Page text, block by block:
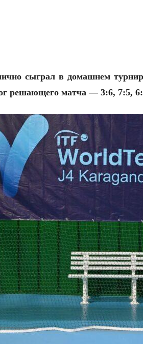
сыграл в домашнем
решающего матча — 3:6, 7:5,